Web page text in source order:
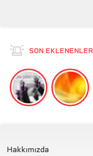
SON EKLENENLER
Hakkımızda